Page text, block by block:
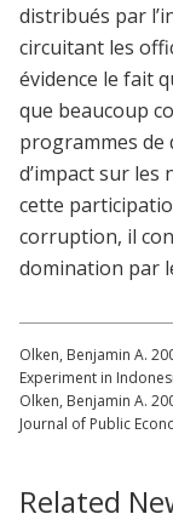
distribués par
circuitant les
évidence le fait
que beaucoup
programmes de
d’impact sur
cette
corruption, il
domination par
Olken, Benjamin A.
Experiment in
Olken, Benjamin A.
Journal of Public
Related